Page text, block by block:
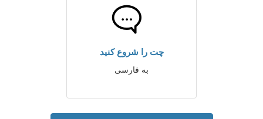
چت را شروع کنید
به فارسی